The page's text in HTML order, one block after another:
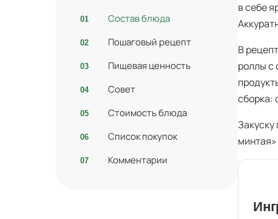
Состав блюда
Пошаговый рецепт
Пищевая ценность
Совет
Стоимость блюда
Список покупок
Комментарии
в себе
В
роллы с
сборка: